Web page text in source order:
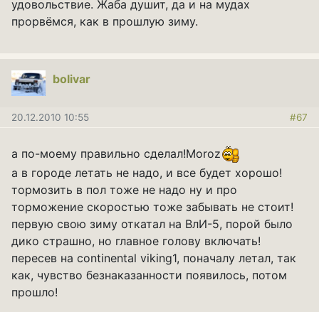
удовольствие. Жаба душит, да и на мудах
прорвёмся, как в прошлую зиму.
bolivar
20.12.2010 10:55 #67
а по-моему правильно сделал!Moroz
а в городе летать не надо, и все будет хорошо!
тормозить в пол тоже не надо ну и про
торможение скоростью тоже забывать не стоит!
первую свою зиму откатал на ВлИ-5, порой было
дико страшно, но главное голову включать!
пересев на continental viking1, поначалу летал, так
как, чувство безнаказанности появилось, потом
прошло!